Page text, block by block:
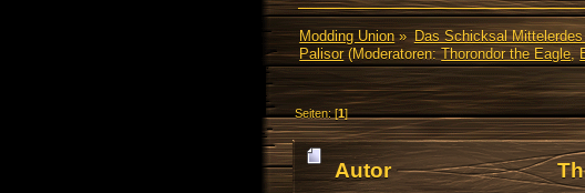
Modding Union» Das Schicksal Mittelerdes
Palisor(Moderatoren:Thorondor the Eagle,
Seiten: [1]
Autor